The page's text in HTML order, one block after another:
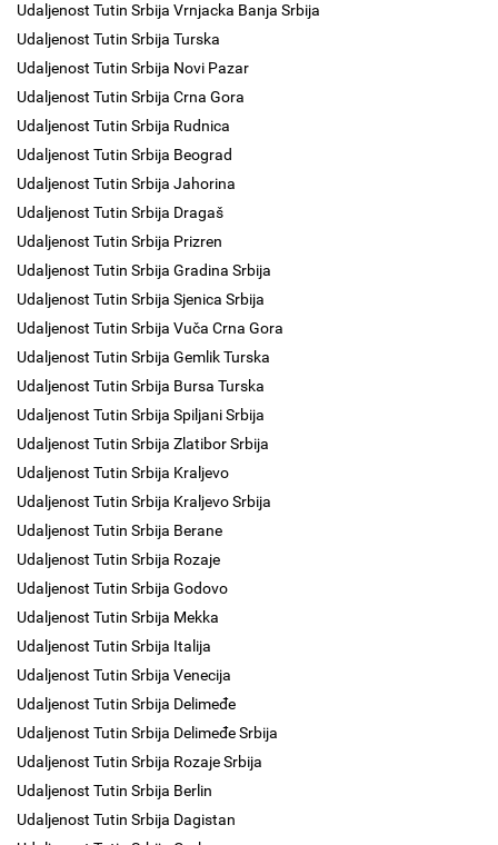
Udaljenost Tutin Srbija Vrnjacka Banja Srbija
Udaljenost Tutin Srbija Turska
Udaljenost Tutin Srbija Novi Pazar
Udaljenost Tutin Srbija Crna Gora
Udaljenost Tutin Srbija Rudnica
Udaljenost Tutin Srbija Beograd
Udaljenost Tutin Srbija Jahorina
Udaljenost Tutin Srbija Dragaš
Udaljenost Tutin Srbija Prizren
Udaljenost Tutin Srbija Gradina Srbija
Udaljenost Tutin Srbija Sjenica Srbija
Udaljenost Tutin Srbija Vuča Crna Gora
Udaljenost Tutin Srbija Gemlik Turska
Udaljenost Tutin Srbija Bursa Turska
Udaljenost Tutin Srbija Spiljani Srbija
Udaljenost Tutin Srbija Zlatibor Srbija
Udaljenost Tutin Srbija Kraljevo
Udaljenost Tutin Srbija Kraljevo Srbija
Udaljenost Tutin Srbija Berane
Udaljenost Tutin Srbija Rozaje
Udaljenost Tutin Srbija Godovo
Udaljenost Tutin Srbija Mekka
Udaljenost Tutin Srbija Italija
Udaljenost Tutin Srbija Venecija
Udaljenost Tutin Srbija Delimeđe
Udaljenost Tutin Srbija Delimeđe Srbija
Udaljenost Tutin Srbija Rozaje Srbija
Udaljenost Tutin Srbija Berlin
Udaljenost Tutin Srbija Dagistan